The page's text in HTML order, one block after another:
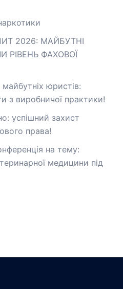
2026: МАЙБУТНІ
РІВЕНЬ ФАХОВОЇ
юристів:
з виробничої практики!
успішний захист
права!
на тему:
медицини під